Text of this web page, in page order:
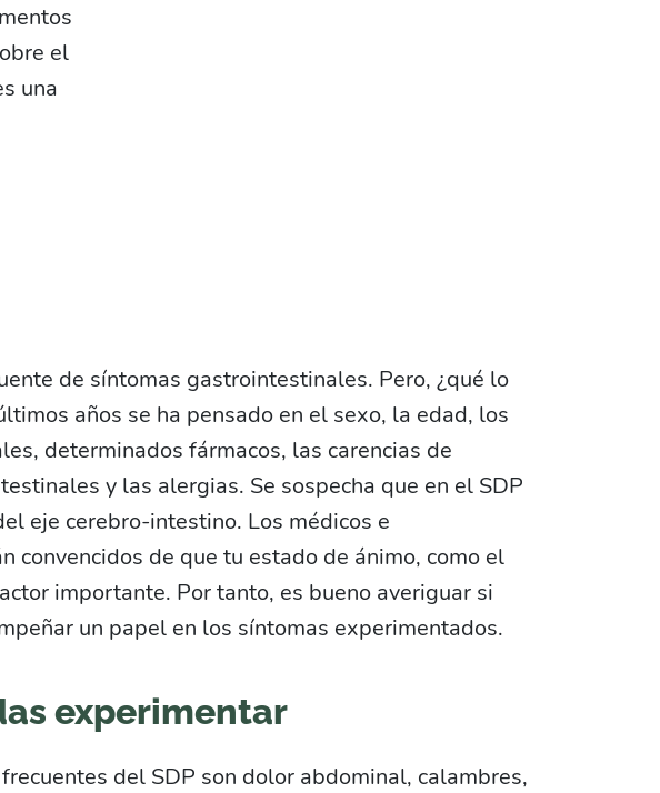
el
una
de síntomas gastrointestinales. Pero, ¿qué lo
años se ha pensado en el sexo, la edad, los
determinados fármacos, las carencias de
y las alergias. Se sospecha que en el SDP
eje cerebro-intestino. Los médicos e
convencidos de que tu estado de ánimo, como el
importante. Por tanto, es bueno averiguar si
un papel en los síntomas experimentados.
experimentar
del SDP son dolor abdominal, calambres,